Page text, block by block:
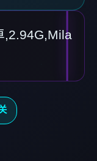
,2.94G,Mila